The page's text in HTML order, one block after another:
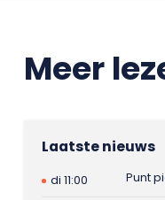
Meer
Laatste nieuws
di 11:00
Punt